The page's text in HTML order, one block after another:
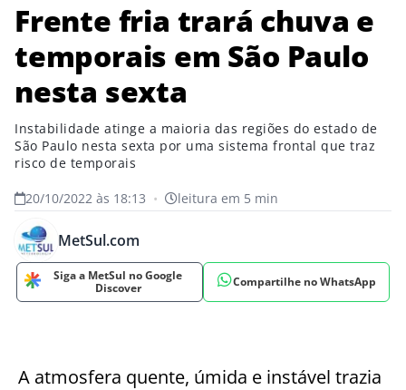
Frente fria trará chuva e
temporais em São Paulo
nesta sexta
Instabilidade atinge a maioria das regiões do estado de
São Paulo nesta sexta por uma sistema frontal que traz
risco de temporais
20/10/2022 às 18:13 • leitura em 5 min
MetSul.com
Siga a MetSul no Google
Discover
Compartilhe no WhatsApp
A atmosfera quente, úmida e instável trazia